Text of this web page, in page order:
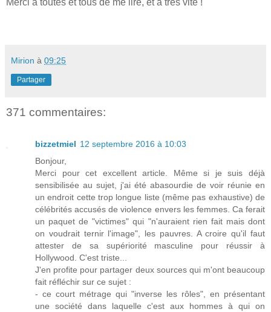
Merci à toutes et tous de me lire, et à très vite !
Mirion à 09:25
Partager
371 commentaires:
bizzetmiel 12 septembre 2016 à 10:03
Bonjour,
Merci pour cet excellent article. Même si je suis déjà
sensibilisée au sujet, j'ai été abasourdie de voir réunie en
un endroit cette trop longue liste (même pas exhaustive) de
célébrités accusés de violence envers les femmes. Ca ferait
un paquet de "victimes" qui "n'auraient rien fait mais dont
on voudrait ternir l'image", les pauvres. A croire qu'il faut
attester de sa supériorité masculine pour réussir à
Hollywood. C'est triste...
J'en profite pour partager deux sources qui m'ont beaucoup
fait réfléchir sur ce sujet :
- ce court métrage qui "inverse les rôles", en présentant
une société dans laquelle c'est aux hommes à qui on